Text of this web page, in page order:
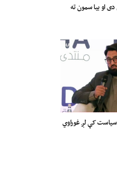
او بیا سمون ته
سیاست کې لږ غوراوي